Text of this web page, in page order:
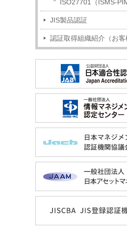
ISO27701（ISMS-
JIS製品認証
認証取得組織紹介（お客